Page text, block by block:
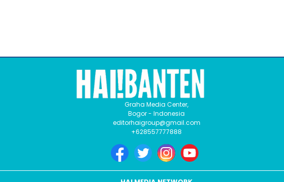
Graha Media Center,
Bogor - Indonesia
editorhaigroup@gmail.com
+628557777888